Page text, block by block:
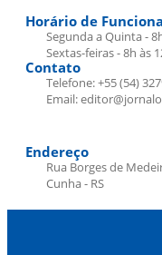
Horário de
Segunda a Quinta -
Sextas-feiras - 8h às
Contato
Telefone: +55 (54)
Email:
Endereço
Rua Borges de
Cunha - RS